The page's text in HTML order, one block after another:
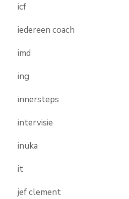
icf
iedereen coach
imd
ing
innersteps
intervisie
inuka
it
jef clement